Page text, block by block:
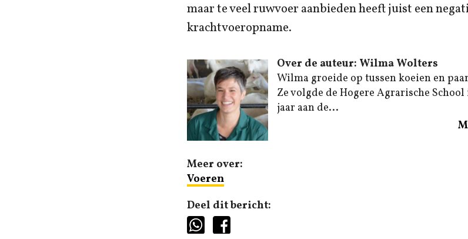
maar te veel ruwvoer aanbieden heeft juist een
krachtvoeropname.
Over de auteur: Wilma Wolters
Wilma groeide op tussen koeien en
Ze volgde de Hogere Agrarische
jaar aan de...
Meer over:
Voeren
Deel dit bericht: